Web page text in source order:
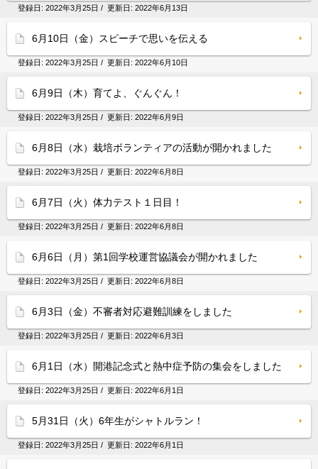
登録日: 2022年3月25日 / 更新日: 2022年6月13日
6月10日（金）スピーチで思いを伝える
登録日: 2022年3月25日 / 更新日: 2022年6月10日
6月9日（木）育てよ、ぐんぐん！
登録日: 2022年3月25日 / 更新日: 2022年6月9日
6月8日（水）栽培ボランティアの活動が開かれました
登録日: 2022年3月25日 / 更新日: 2022年6月8日
6月7日（火）体力テスト１日目！
登録日: 2022年3月25日 / 更新日: 2022年6月8日
6月6日（月）第1回学校運営協議会が開かれました
登録日: 2022年3月25日 / 更新日: 2022年6月8日
6月3日（金）不審者対応避難訓練をしました
登録日: 2022年3月25日 / 更新日: 2022年6月3日
6月1日（水）開港記念式と熱中症予防の集会をしました
登録日: 2022年3月25日 / 更新日: 2022年6月1日
5月31日（火）6年生がシャトルラン！
登録日: 2022年3月25日 / 更新日: 2022年6月1日